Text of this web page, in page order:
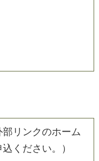
リンクのホーム
ください。）